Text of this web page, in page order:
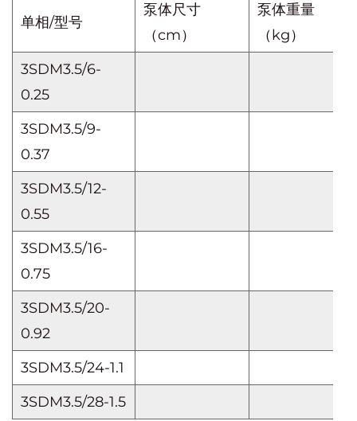
单相/型号
泵体尺寸
（cm）
泵体重量
（kg）
3SDM3.5/6-
0.25
3SDM3.5/9-
0.37
3SDM3.5/12-
0.55
3SDM3.5/16-
0.75
3SDM3.5/20-
0.92
3SDM3.5/24-1.1
3SDM3.5/28-1.5